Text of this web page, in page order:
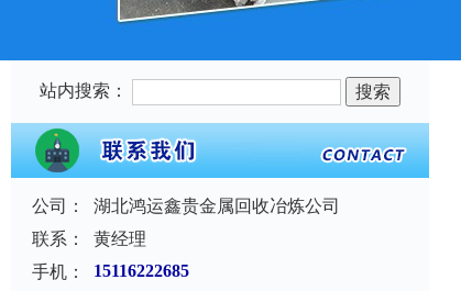
站内搜索：
公司：
湖北鸿运鑫贵金属回收冶炼公司
联系：
黄经理
手机：
15116222685